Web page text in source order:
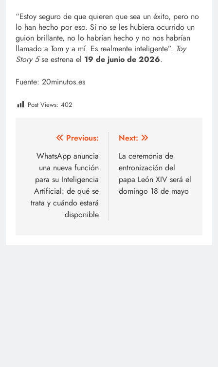
“Estoy seguro de que quieren que sea un éxito, pero no
lo han hecho por eso. Si no se les hubiera ocurrido un
guion brillante, no lo habrían hecho y no nos habrían
llamado a Tom y a mí. Es realmente inteligente”. Toy
Story 5se estrena el 19 de junio de 2026.
Fuente: 20minutos.es
Post Views: 402
Navegación
de
entradas
Previous:
WhatsApp anuncia
una nueva función
para su Inteligencia
Artificial: de qué se
trata y cuándo estará
disponible
Next:
La ceremonia de
entronización del
papa León XIV será el
domingo 18 de mayo